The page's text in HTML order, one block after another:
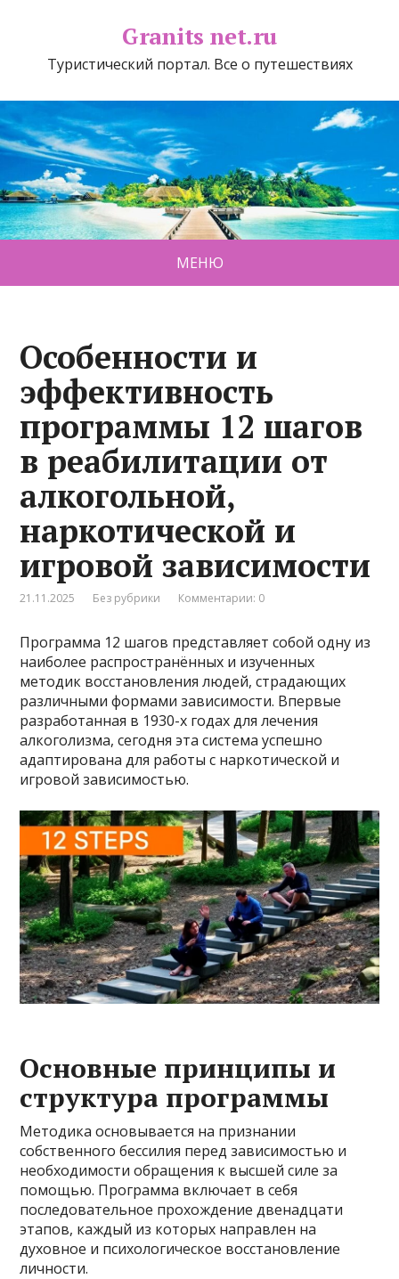
Granits net.ru
Туристический портал. Все о путешествиях
МЕНЮ
Особенности и
эффективность
программы 12 шагов
в реабилитации от
алкогольной,
наркотической и
игровой зависимости
21.11.2025 Без рубрики Комментарии: 0
Программа 12 шагов представляет собой одну из
наиболее распространённых и изученных
методик восстановления людей, страдающих
различными формами зависимости. Впервые
разработанная в 1930-х годах для лечения
алкоголизма, сегодня эта система успешно
адаптирована для работы с наркотической и
игровой зависимостью.
Основные принципы и
структура программы
Методика основывается на признании
собственного бессилия перед зависимостью и
необходимости обращения к высшей силе за
помощью. Программа включает в себя
последовательное прохождение двенадцати
этапов, каждый из которых направлен на
духовное и психологическое восстановление
личности.